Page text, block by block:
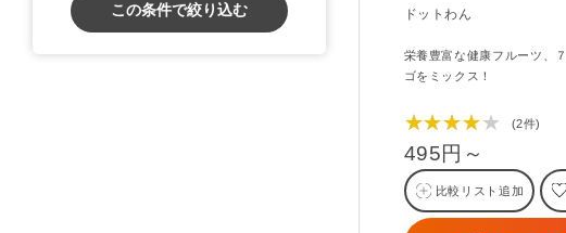
ドットわん
栄養豊富な健康フルーツ、
ゴをミックス！
★★★★★ (2件)
495円～
比較リスト追加
この条件で絞り込む